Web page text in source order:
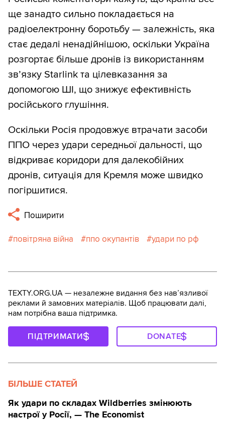
ще занадто сильно покладається на
радіоелектронну боротьбу — залежність, яка
стає дедалі ненадійнішою, оскільки Україна
розгортає більше дронів із використанням
зв’язку Starlink та цілевказання за
допомогою ШІ, що знижує ефективність
російського глушіння.
Оскільки Росія продовжує втрачати засоби
ППО через удари середньої дальності, що
відкриває коридори для далекобійних
дронів, ситуація для Кремля може швидко
погіршитися.
Поширити
повітряна війна ппо окупантів удари по рф
TEXTY.ORG.UA — незалежне видання без навʼязливої
реклами й замовних матеріалів. Щоб працювати далі,
нам потрібна ваша підтримка.
ПІДТРИМАТИ DONATE
БІЛЬШЕ СТАТЕЙ
Як удари по складах Wildberries змінюють
настрої у Росії, — The Economist